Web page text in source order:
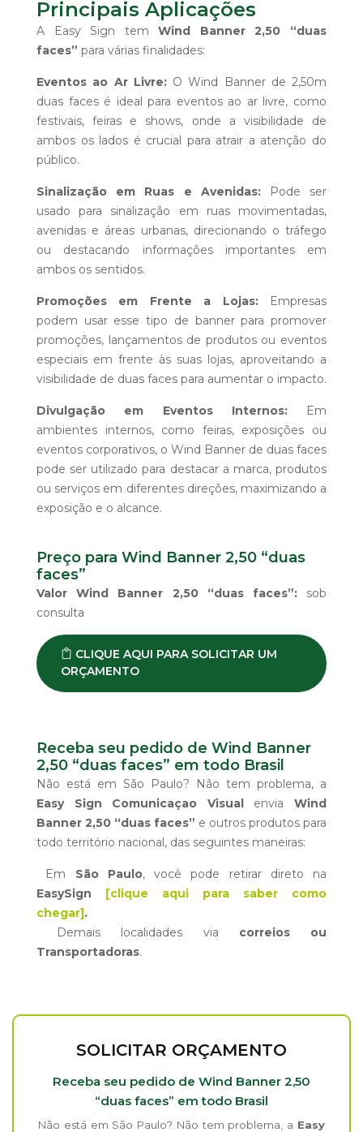
Principais Aplicações
A Easy Sign temWind Banner 2,50 “duas
faces” para várias finalidades:
Eventos ao Ar Livre:O Wind Banner de 2,50m
duas faces é ideal para eventos ao ar livre, como
festivais, feiras e shows, onde a visibilidade de
ambos os lados é crucial para atrair a atenção do
público.
Sinalização em Ruas e Avenidas:Pode ser
usado para sinalização em ruas movimentadas,
avenidas e áreas urbanas, direcionando o tráfego
ou destacando informações importantes em
ambos os sentidos.
Promoções em Frente a Lojas:Empresas
podem usar esse tipo de banner para promover
promoções, lançamentos de produtos ou eventos
especiais em frente às suas lojas, aproveitando a
visibilidade de duas faces para aumentar o impacto.
Divulgação em Eventos Internos:Em
ambientes internos, como feiras, exposições ou
eventos corporativos, o Wind Banner de duas faces
pode ser utilizado para destacar a marca, produtos
ou serviços em diferentes direções, maximizando a
exposição e o alcance.
Preço para Wind Banner 2,50 “duas
faces”
Valor Wind Banner 2,50 “duas faces”:sob
consulta
CLIQUE AQUI PARA SOLICITAR UM
ORÇAMENTO
Receba seu pedido de Wind Banner
2,50 “duas faces” em todo Brasil
Não está em São Paulo? Não tem problema, a
Easy Sign Comunicaçao VisualenviaWind
Banner 2,50 “duas faces” e outros produtos para
todo território nacional, das seguintes maneiras:
Em São Paulo, você pode retirar direto na
EasySign [clique aqui para saber como
chegar].
Demais localidades via correios ou
Transportadoras.
SOLICITAR ORÇAMENTO
Receba seu pedido de Wind Banner 2,50
“duas faces” em todo Brasil
Não está em São Paulo? Não tem problema, a Easy